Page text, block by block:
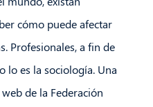
cómo puede afectar
Profesionales, a fin de
lo es la sociología. Una
de la Federación